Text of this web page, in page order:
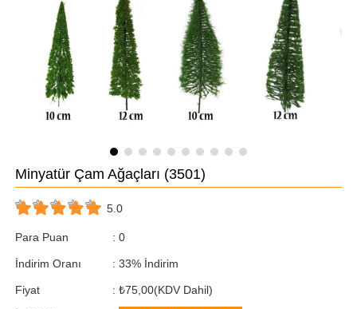
Minyatür Çam Ağaçları (3501)
5.0
Para Puan : 0
İndirim Oranı : %
33 İndirim
Fiyat : ₺75,00(KDV Dahil)